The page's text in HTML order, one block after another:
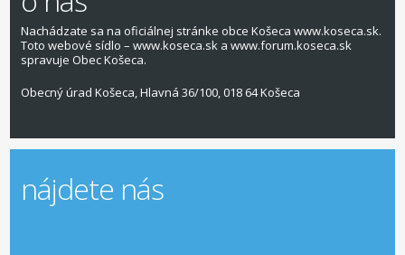
Nachádzate sa na oficiálnej stránke obce Košeca www.koseca.sk.
Toto webové sídlo – www.koseca.sk a www.forum.koseca.sk
spravuje Obec Košeca.
Obecný úrad Košeca, Hlavná 36/100, 018 64 Košeca
nájdete nás